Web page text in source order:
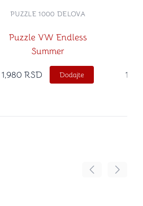
Puzzle VW Endless
Summer
PUZZLE 1000 DELOVA
1,980 RSD Dodajte
Pomeranje